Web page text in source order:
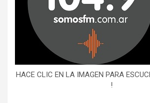
HACE CLIC EN LA IMAGEN PARA
!